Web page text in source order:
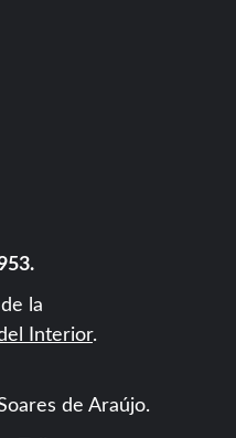
la
Interior.
de Araújo.